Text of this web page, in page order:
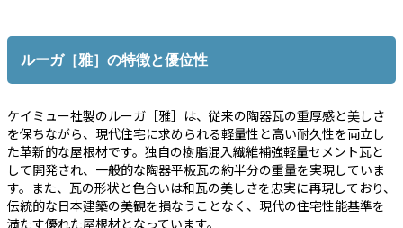
ルーガ［雅］の特徴と優位性
ケイミュー社製のルーガ［雅］は、従来の陶器瓦の重厚感と美しさ
を保ちながら、現代住宅に求められる軽量性と高い耐久性を両立し
た革新的な屋根材です。独自の樹脂混入繊維補強軽量セメント瓦と
して開発され、一般的な陶器平板瓦の約半分の重量を実現していま
す。また、瓦の形状と色合いは和瓦の美しさを忠実に再現しており、
伝統的な日本建築の美観を損なうことなく、現代の住宅性能基準を
満たす優れた屋根材となっています。